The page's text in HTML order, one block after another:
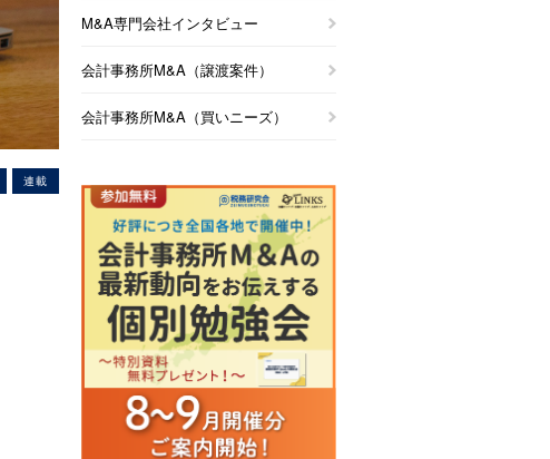
連載
M&A専門会社インタビュー
会計事務所M&A（譲渡案件）
会計事務所M&A（買いニーズ）